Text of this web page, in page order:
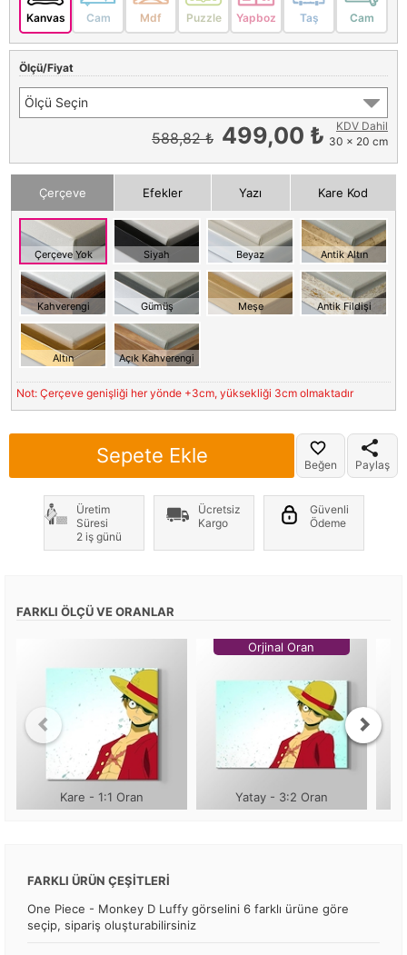
Kanvas Cam Mdf Puzzle Yapboz Taş Cam
Ölçü/Fiyat
Ölçü Seçin
588,82 ₺ 499,00 ₺
KDV Dahil
30 x 20 cm
Çerçeve Efekler Yazı Kare Kod
Çerçeve Yok Siyah Beyaz Antik Altın
Kahverengi Gümüş Meşe Antik Fildişi
Altın Açık Kahverengi
Not: Çerçeve genişliği her yönde +3cm, yüksekliği 3cm olmaktadır
Sepete Ekle Beğen Paylaş
Üretim
Süresi
2 iş günü
Ücretsiz
Kargo
Güvenli
Ödeme
FARKLI ÖLÇÜ VE ORANLAR
Kare - 1:1 Oran
Orjinal Oran
Yatay - 3:2 Oran
FARKLI ÜRÜN ÇEŞİTLERİ
One Piece - Monkey D Luffy görselini 6 farklı ürüne göre
seçip, sipariş oluşturabilirsiniz